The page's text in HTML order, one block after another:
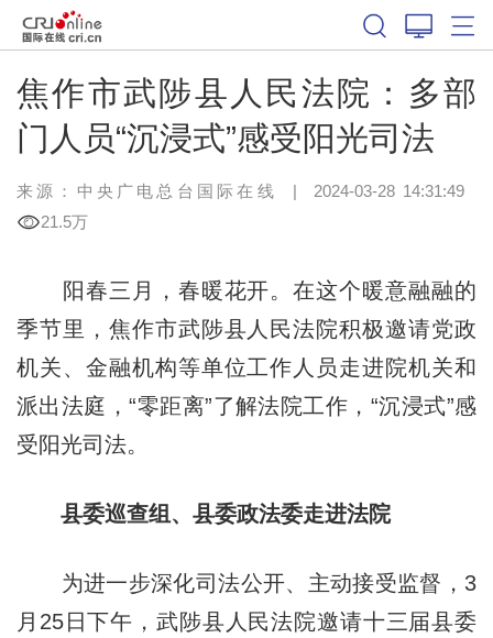
焦作市武陟县人民法院：多部
门人员“沉浸式”感受阳光司法
来源：中央广电总台国际在线 | 2024-03-28 14:31:49
21.5万
阳春三月，春暖花开。在这个暖意融融的
季节里，焦作市武陟县人民法院积极邀请党政
机关、金融机构等单位工作人员走进院机关和
派出法庭，“零距离”了解法院工作，“沉浸式”感
受阳光司法。
县委巡查组、县委政法委走进法院
为进一步深化司法公开、主动接受监督，3
月25日下午，武陟县人民法院邀请十三届县委